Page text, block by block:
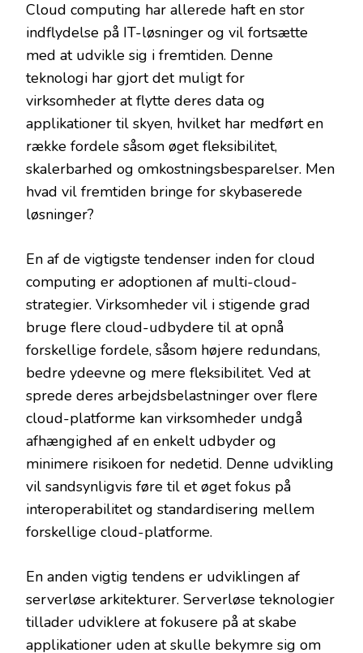
Cloud computing har allerede haft en stor
indflydelse på IT-løsninger og vil fortsætte
med at udvikle sig i fremtiden. Denne
teknologi har gjort det muligt for
virksomheder at flytte deres data og
applikationer til skyen, hvilket har medført en
række fordele såsom øget fleksibilitet,
skalerbarhed og omkostningsbesparelser. Men
hvad vil fremtiden bringe for skybaserede
løsninger?
En af de vigtigste tendenser inden for cloud
computing er adoptionen af multi-cloud-
strategier. Virksomheder vil i stigende grad
bruge flere cloud-udbydere til at opnå
forskellige fordele, såsom højere redundans,
bedre ydeevne og mere fleksibilitet. Ved at
sprede deres arbejdsbelastninger over flere
cloud-platforme kan virksomheder undgå
afhængighed af en enkelt udbyder og
minimere risikoen for nedetid. Denne udvikling
vil sandsynligvis føre til et øget fokus på
interoperabilitet og standardisering mellem
forskellige cloud-platforme.
En anden vigtig tendens er udviklingen af
serverløse arkitekturer. Serverløse teknologier
tillader udviklere at fokusere på at skabe
applikationer uden at skulle bekymre sig om